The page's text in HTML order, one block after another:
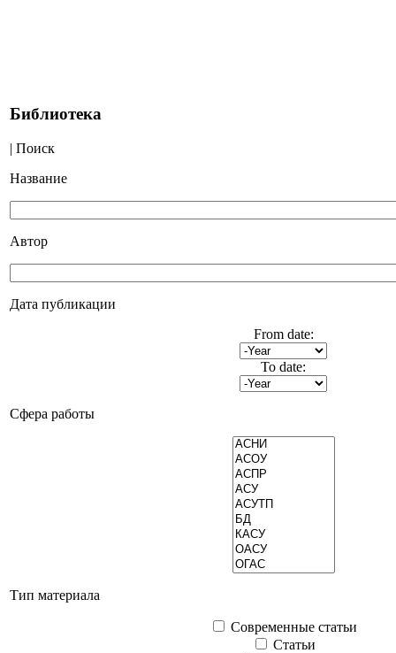
Библиотека
| Поиск
Название
Автор
Дата публикации
From date:
To date:
Сфера работы
Тип материала
Современные статьи
Статьи